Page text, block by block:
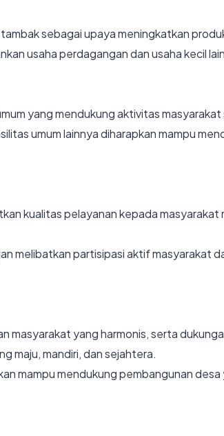
sebagai upaya meningkatkan
usaha perdagangan dan usaha kecil
yang mendukung aktivitas
umum lainnya diharapkan mampu
kualitas pelayanan kepada
melibatkan partisipasi aktif masyarakat
masyarakat yang harmonis, serta
maju, mandiri, dan sejahtera.
mampu mendukung pembangunan